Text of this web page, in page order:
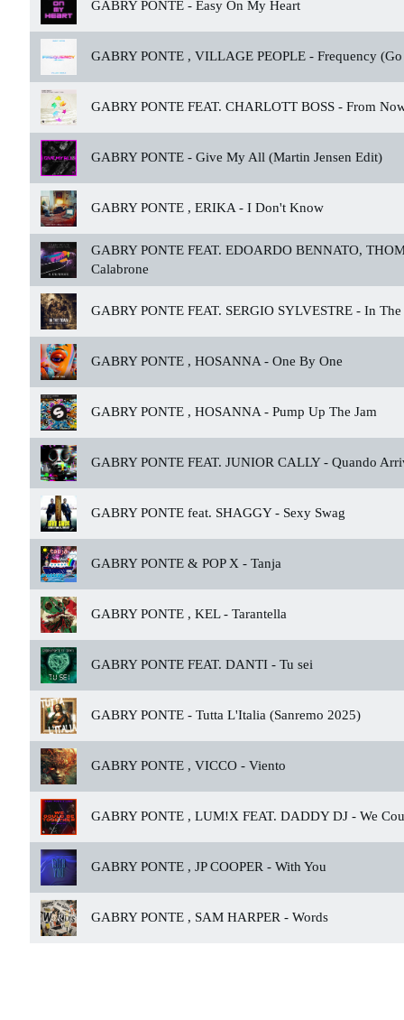
GABRY PONTE - Easy On My Heart
GABRY PONTE , VILLAGE PEOPLE - Frequency
GABRY PONTE FEAT. CHARLOTT BOSS - From
GABRY PONTE - Give My All (Martin Jensen Edit)
GABRY PONTE , ERIKA - I Don't Know
GABRY PONTE FEAT. EDOARDO BENNATO,
Calabrone
GABRY PONTE FEAT. SERGIO SYLVESTRE - In The
GABRY PONTE , HOSANNA - One By One
GABRY PONTE , HOSANNA - Pump Up The Jam
GABRY PONTE FEAT. JUNIOR CALLY - Quando
GABRY PONTE feat. SHAGGY - Sexy Swag
GABRY PONTE & POP X - Tanja
GABRY PONTE , KEL - Tarantella
GABRY PONTE FEAT. DANTI - Tu sei
GABRY PONTE - Tutta L'Italia (Sanremo 2025)
GABRY PONTE , VICCO - Viento
GABRY PONTE , LUM!X FEAT. DADDY DJ - We
GABRY PONTE , JP COOPER - With You
GABRY PONTE , SAM HARPER - Words